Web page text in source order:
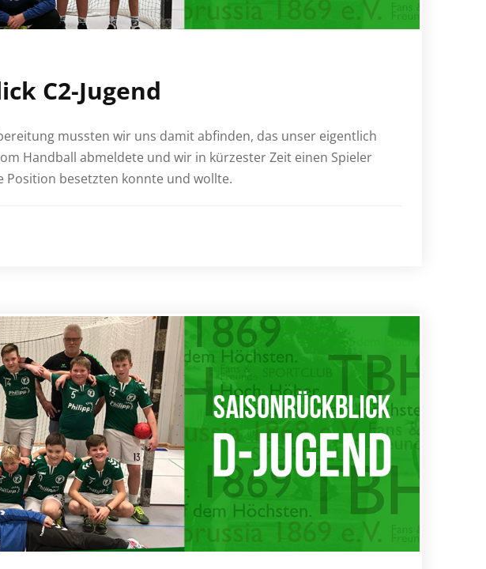
C2-Jugend
mussten wir uns damit abfinden, das unser eigentlich
Handball abmeldete und wir in kürzester Zeit einen Spieler
Position besetzten konnte und wollte.